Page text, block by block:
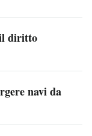
diritto
navi da